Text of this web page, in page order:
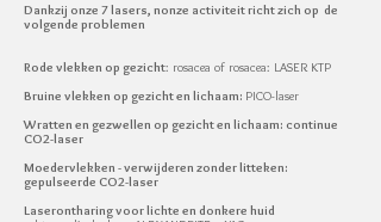
Dankzij onze 7 lasers, nonze activiteit richt zich op de
volgende problemen
Rode vlekken op gezicht: rosacea of rosacea: LASER KTP
Bruine vlekken op gezicht en lichaam: PICO-laser
Wratten en gezwellen op gezicht en lichaam: continue
CO2-laser
Moedervlekken - verwijderen zonder litteken:
gepulseerde CO2-laser
Laserontharing voor lichte en donkere huid